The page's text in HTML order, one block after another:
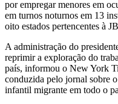
por empregar menores em
em turnos noturnos em 13
oito estados pertencentes à
A administração do
reprimir a exploração do
país, informou o New York
conduzida pelo jornal sobre
infantil migrante em todo o